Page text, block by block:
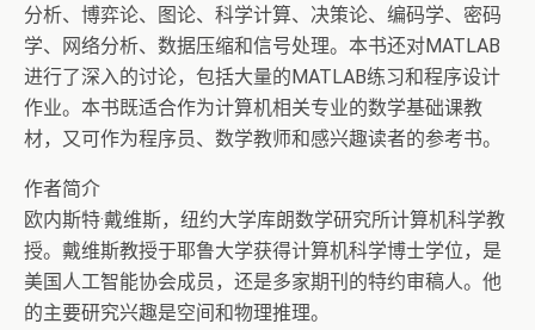
分析、博弈论、图论、科学计算、决策论、编码学、密码
学、网络分析、数据压缩和信号处理。本书还对MATLAB
进行了深入的讨论，包括大量的MATLAB练习和程序设计
作业。本书既适合作为计算机相关专业的数学基础课教
材，又可作为程序员、数学教师和感兴趣读者的参考书。
作者简介
欧内斯特·戴维斯，纽约大学库朗数学研究所计算机科学教
授。戴维斯教授于耶鲁大学获得计算机科学博士学位，是
美国人工智能协会成员，还是多家期刊的特约审稿人。他
的主要研究兴趣是空间和物理推理。